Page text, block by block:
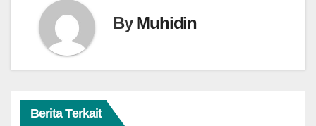
ByMuhidin
Berita Terkait